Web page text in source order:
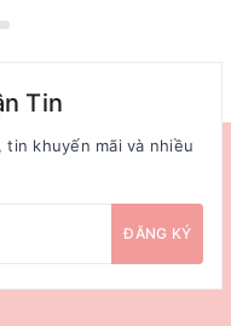
Tin
tin khuyến mãi và nhiều
ĐĂNG KÝ